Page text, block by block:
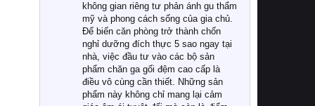
không gian riêng tư phản ánh gu thẩm
mỹ và phong cách sống của gia chủ.
Để biến căn phòng trở thành chốn
nghỉ dưỡng đích thực 5 sao ngay tại
nhà, việc đầu tư vào các bộ sản
phẩm chăn ga gối đệm cao cấp là
điều vô cùng cần thiết. Những sản
phẩm này không chỉ mang lại cảm